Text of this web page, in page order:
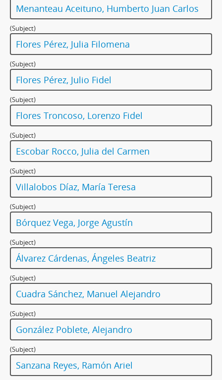
Menanteau Aceituno, Humberto Juan Carlos
(Subject)
Flores Pérez, Julia Filomena
(Subject)
Flores Pérez, Julio Fidel
(Subject)
Flores Troncoso, Lorenzo Fidel
(Subject)
Escobar Rocco, Julia del Carmen
(Subject)
Villalobos Díaz, María Teresa
(Subject)
Bórquez Vega, Jorge Agustín
(Subject)
Álvarez Cárdenas, Ángeles Beatriz
(Subject)
Cuadra Sánchez, Manuel Alejandro
(Subject)
González Poblete, Alejandro
(Subject)
Sanzana Reyes, Ramón Ariel